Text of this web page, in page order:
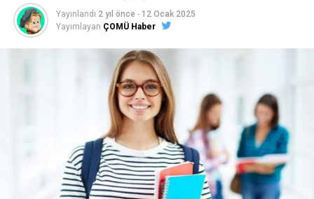
Başvurularhttps://ubys.comu.edu.tr/adresinden belirtilen
tarihler arasında online (internet) olarak yapılacaktır.
(Posta ile başvuru alınmayacaktır)
1- Merkezi Yerleştirme Puanı İle Yatay Geçiş Online
(İnternet) Başvurusunda Bulunan Öğrencilerden
İstenen Belgeler
Yayınlandı 2 yıl önce - 12 Ocak 2025
Yayımlayan ÇOMÜ Haber